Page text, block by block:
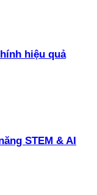
hiệu quả
STEM & AI